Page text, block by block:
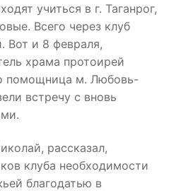
учиться в г. Таганрог,
Всего через клуб
Вот и 8 февраля,
храма протоирей
помощница м. Любовь-
встречу с вновь
рассказал,
клуба необходимости
благодатью в